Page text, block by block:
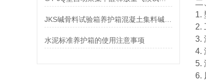
JKS碱骨料试验箱养护箱混凝土集料碱活性
水泥标准养护箱的使用注意事项
二
1.
2.
3.
4.
5.
6.